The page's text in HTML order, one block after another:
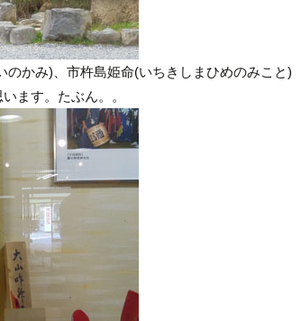
かみ)、市杵島姫命(いちきしまひめのみこと)
ます。たぶん。。